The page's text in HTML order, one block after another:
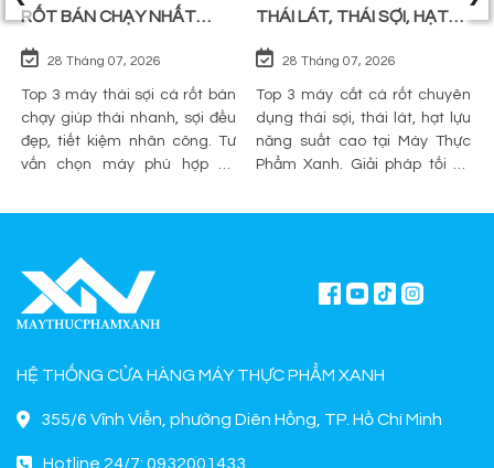
RỐT BÁN CHẠY NHẤT
28 Tháng 07, 2026
Top 3 máy thái sợi cà rốt bán
chạy giúp thái nhanh, sợi đều
đẹp, tiết kiệm nhân công. Tư
vấn chọn máy phù hợp và
Phẩm Xanh.
THÁI LÁT, THÁI SỢI, HẠT
28 Tháng 07, 2026
Top 3 máy cắt cà rốt chuyên
dụng thái sợi, thái lát, hạt lựu
năng suất cao tại Máy Thực
Phẩm Xanh. Giải pháp tối ưu
nghiệp.
HỆ THỐNG CỬA HÀNG MÁY THỰC PHẨM XANH
355/6 Vĩnh Viễn, phường Diên Hồng, TP. Hồ Chí Minh
Hotline 24/7: 0932001433